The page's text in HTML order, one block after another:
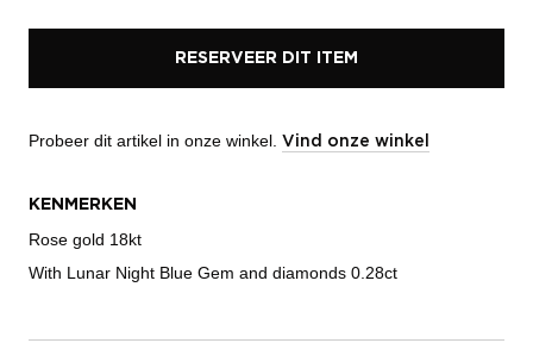
RESERVEER DIT ITEM
Probeer dit artikel in onze winkel. Vind onze winkel
KENMERKEN
Rose gold 18kt
With Lunar Night Blue Gem and diamonds 0.28ct